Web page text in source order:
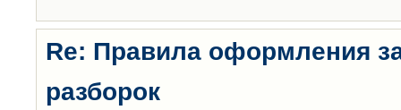
Re: Правила оформления
разборок